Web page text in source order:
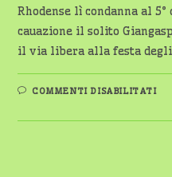
Rhodense lì condanna al
cauazione il solito
il via libera alla festa degli
COMMENTI DISABILITATISU
DI